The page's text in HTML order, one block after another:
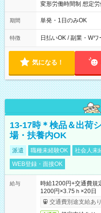
変形労働時間制 想定労働時間170
10/26 全日共通 08：
～9/19のみ下記シフトも
00
期間 単発・1日のみOK
特徴 日払いOK / 副業・Wワ
気になる！
13-17時＊検品＆出荷
場・扶養内OK
派遣 職種未経験OK 社会人未
WEB登録・面接OK
給与
時給1200円+交通費
1200円×3.75ｈ×20日
交通費別途支給あり